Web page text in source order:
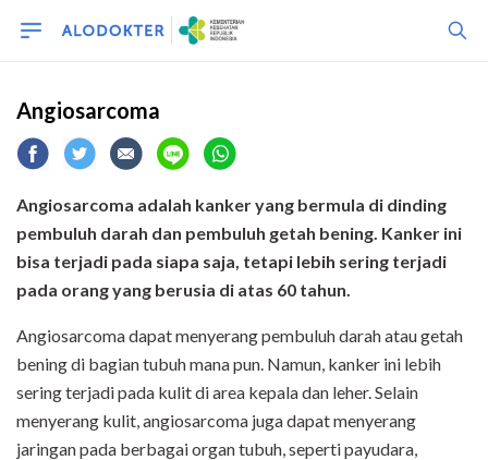
Angiosarcoma
Angiosarcoma adalah kanker yang bermula di dinding
pembuluh darah dan pembuluh getah bening. Kanker ini
bisa terjadi pada siapa saja, tetapi lebih sering terjadi
pada orang yang berusia di atas 60 tahun.
Angiosarcoma dapat menyerang pembuluh darah atau getah
bening di bagian tubuh mana pun. Namun, kanker ini lebih
sering terjadi pada kulit di area kepala dan leher. Selain
menyerang kulit, angiosarcoma juga dapat menyerang
jaringan pada berbagai organ tubuh, seperti payudara,